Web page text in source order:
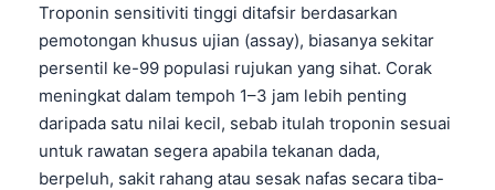
Troponin sensitiviti tinggi ditafsir berdasarkan
pemotongan khusus ujian (assay), biasanya sekitar
persentil ke-99 populasi rujukan yang sihat. Corak
meningkat dalam tempoh 1–3 jam lebih penting
daripada satu nilai kecil, sebab itulah troponin sesuai
untuk rawatan segera apabila tekanan dada,
berpeluh, sakit rahang atau sesak nafas secara tiba-
ไทย
ဗမာစာ
ភាសាខ្មែរ
Kiswahili
አማርኛ